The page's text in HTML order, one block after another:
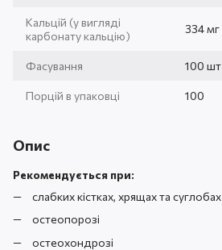
Кальцій (у вигляді
карбонату кальцію)
334 мг
Фасування 100 шт
Порцій в упаковці 100
Опис
Рекомендується при:
слабких кістках, хрящах та суглобах
остеопорозі
остеохондрозі